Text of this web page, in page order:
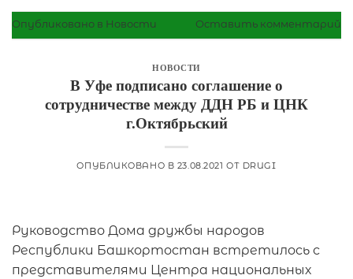
Опубликовано в Новости Оставить комментарий
НОВОСТИ
В Уфе подписано соглашение о
сотрудничестве между ДДН РБ и ЦНК
г.Октябрьский
ОПУБЛИКОВАНО В 23.08.2021 ОТ DRUGI
Руководство Дома дружбы народов
Республики Башкортостан встретилось с
представителями Центра национальных